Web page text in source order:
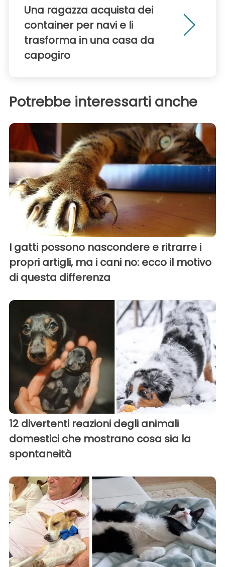
Una ragazza acquista dei
container per navi e li
trasforma in una casa da
capogiro
Potrebbe interessarti anche
I gatti possono nascondere e ritrarre i
propri artigli, ma i cani no: ecco il motivo
di questa differenza
12 divertenti reazioni degli animali
domestici che mostrano cosa sia la
spontaneità